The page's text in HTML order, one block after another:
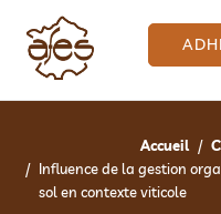
Accueil
Influence de la gestion
sol en contexte viticole